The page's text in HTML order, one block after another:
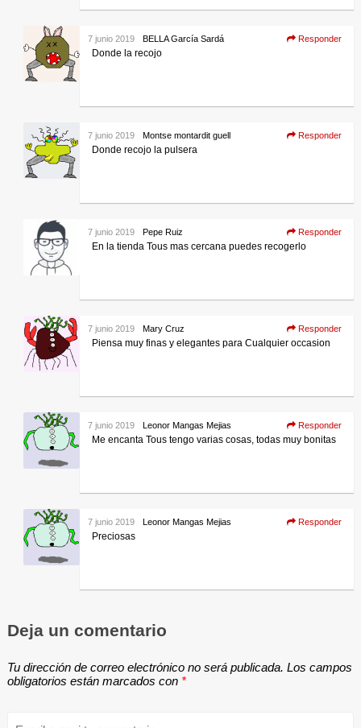
BELLA García Sardá
7 junio 2019 Responder
Donde la recojo
Montse montardit guell
7 junio 2019 Responder
Donde recojo la pulsera
Pepe Ruiz
7 junio 2019 Responder
En la tienda Tous mas cercana puedes recogerlo
Mary Cruz
7 junio 2019 Responder
Piensa muy finas y elegantes para Cualquier occasion
Leonor Mangas Mejias
7 junio 2019 Responder
Me encanta Tous tengo varias cosas, todas muy bonitas
Leonor Mangas Mejias
7 junio 2019 Responder
Preciosas
Deja un comentario
Tu dirección de correo electrónico no será publicada. Los campos
obligatorios están marcados con *